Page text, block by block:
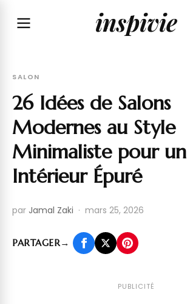
inspivie
SALON
26 Idées de Salons
Modernes au Style
Minimaliste pour un
Intérieur Épuré
par Jamal Zaki · mars 25, 2026
PARTAGER→
PUBLICITÉ